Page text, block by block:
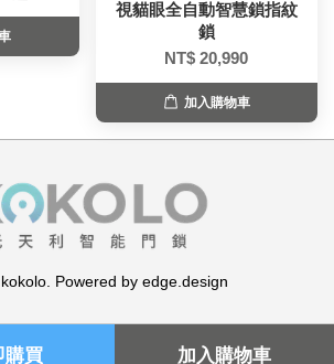
購買 加入購物車
視貓眼全自動智慧鎖指紋
鎖
NT$ 20,990
加入購物車
Powered by edge.design